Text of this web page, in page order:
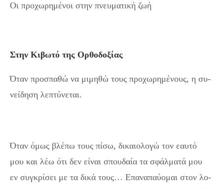
Οι προχωρημένοι στην πνευματική ζωή
Στην Κιβωτό της Ορθοδοξίας
Όταν προ­σπα­θώ να μι­μη­θώ τους προ­χω­ρη­μέ­νους, η συ­
νεί­δη­ση λε­πτύ­νε­ται.
Όταν όμως βλέ­πω τους πίσω, δι­καιο­λο­γώ τον εαυ­τό
μου και λέω ότι δεν εί­ναι σπου­δαία τα σφάλ­μα­τά μου
εν συγ­κρί­σει με τα δικά τους… Επα­να­παύ­ο­μαι στον λο­